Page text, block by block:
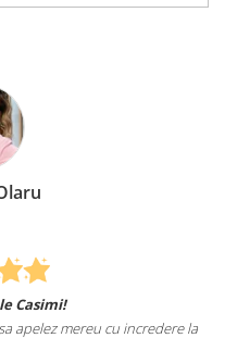
Casimi!
apelez mereu cu incredere la